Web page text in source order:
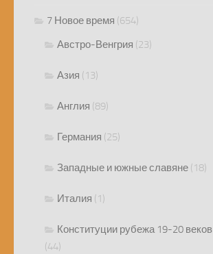
7 Новое время (654)
Австро-Венгрия (23)
Азия (13)
Англия (89)
Германия (25)
Западные и южные славяне (18)
Италия (1)
Конституции рубежа 19-20 веков
(44)